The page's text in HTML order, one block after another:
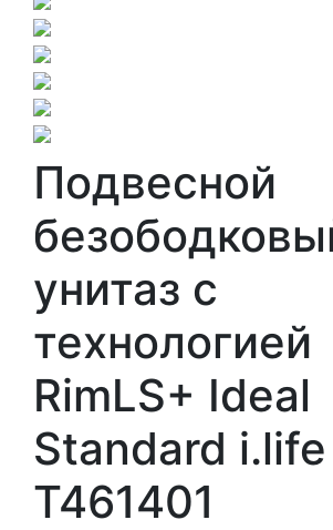
Подвесной
унитаз с
технологией
RimLS+ Ideal
Standard i.life
T461401